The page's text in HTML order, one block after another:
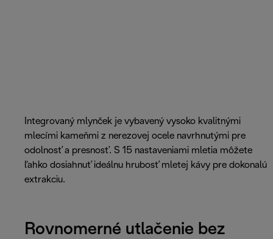
Integrovaný mlynček je vybavený vysoko kvalitnými
mlecími kameňmi z nerezovej ocele navrhnutými pre
odolnosť a presnosť. S 15 nastaveniami mletia môžete
ľahko dosiahnuť ideálnu hrubosť mletej kávy pre dokonalú
extrakciu.
Rovnomerné utlačenie bez